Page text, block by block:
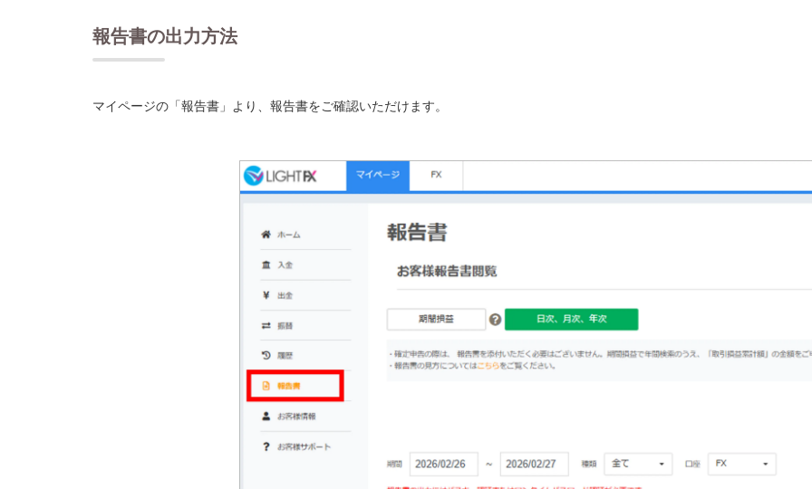
報告書の出力方法
マイページの「報告書」より、報告書をご確認いただけます。